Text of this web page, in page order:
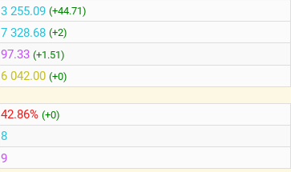
3 255.09 (+44.71)
7 328.68 (+2)
97.33 (+1.51)
6 042.00 (+0)
42.86% (+0)
8
9